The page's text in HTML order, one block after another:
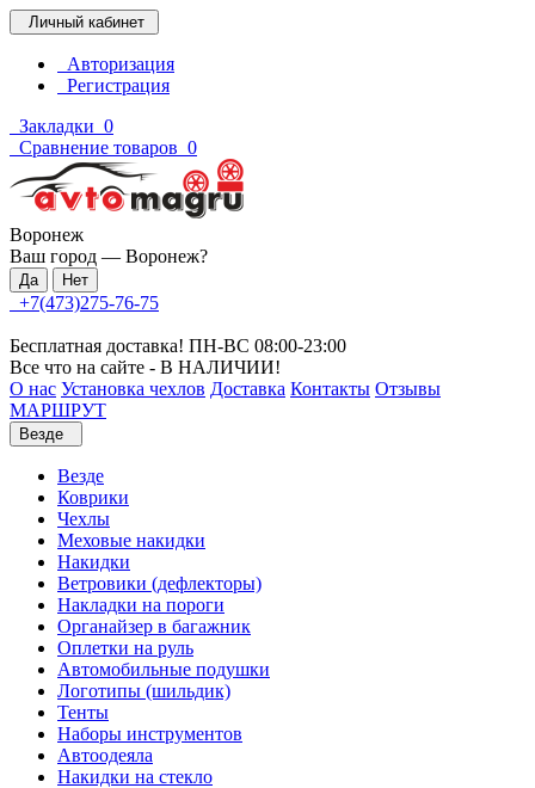
Личный кабинет
Авторизация
Регистрация
Закладки 0
Сравнение товаров 0
Воронеж
Ваш город — Воронеж?
+7(473)275-76-75
Бесплатная доставка! ПН-ВС 08:00-23:00
Все что на сайте - В НАЛИЧИИ!
О нас Установка чехлов Доставка Контакты Отзывы
МАРШРУТ
Везде
Везде
Коврики
Чехлы
Меховые накидки
Накидки
Ветровики (дефлекторы)
Накладки на пороги
Органайзер в багажник
Оплетки на руль
Автомобильные подушки
Логотипы (шильдик)
Тенты
Наборы инструментов
Автоодеяла
Накидки на стекло